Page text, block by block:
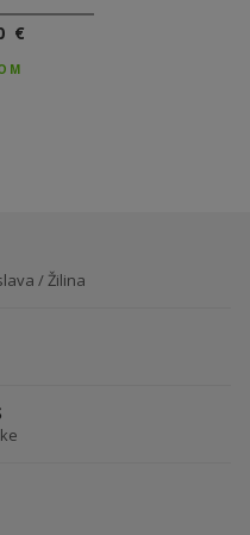
€
€
/ Žilina